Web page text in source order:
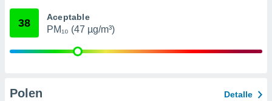
mediante
38 Aceptable
PM₁₀ (47 µg/m³)
Polen Detalle